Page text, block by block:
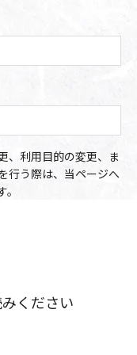
、利用目的の変更、ま
行う際は、当ページへ
ください